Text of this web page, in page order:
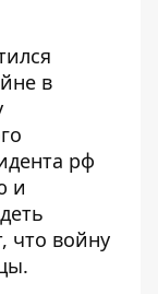
в
рф
и
что войну